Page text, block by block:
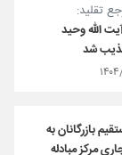
تقلید:
الله وحید
شد
بازرگانان به
مرکز مبادله